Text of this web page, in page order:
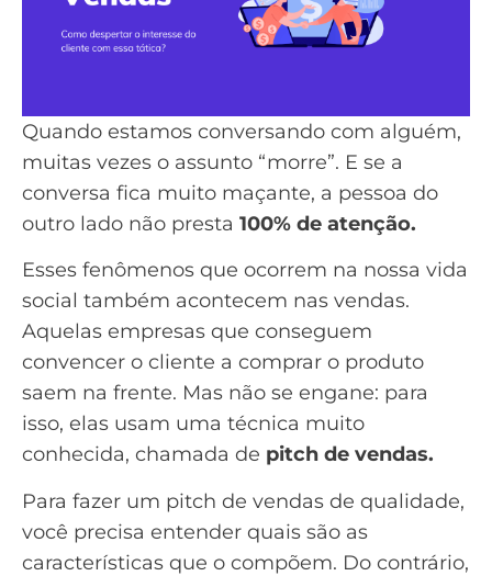
Quando estamos conversando com alguém,
muitas vezes o assunto “morre”. E se a
conversa fica muito maçante, a pessoa do
outro lado não presta 100% de atenção.
Esses fenômenos que ocorrem na nossa vida
social também acontecem nas vendas.
Aquelas empresas que conseguem
convencer o cliente a comprar o produto
saem na frente. Mas não se engane: para
isso, elas usam uma técnica muito
conhecida, chamada de pitch de vendas.
Para fazer um pitch de vendas de qualidade,
você precisa entender quais são as
características que o compõem. Do contrário,